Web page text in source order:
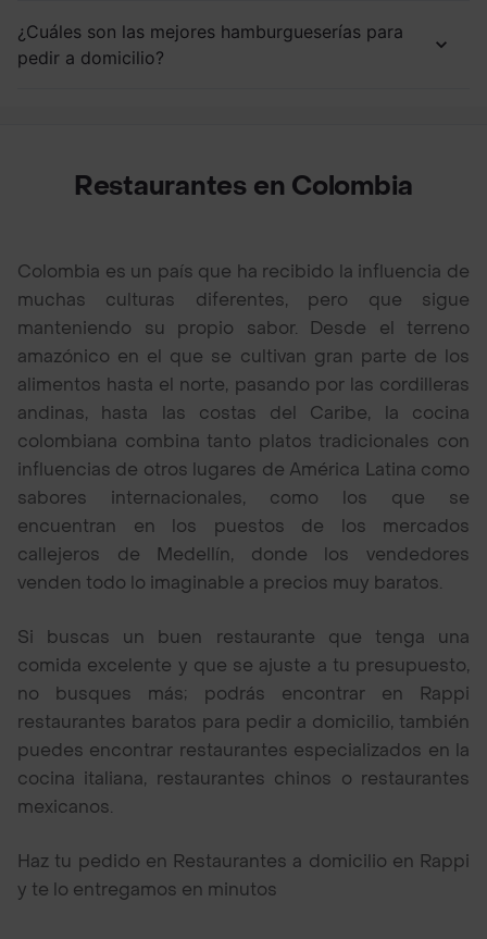
¿Cuáles son las mejores hamburgueserías para
pedir a domicilio?
Restaurantes en Colombia
Colombia es un país que ha recibido la influencia de
muchas culturas diferentes, pero que sigue
manteniendo su propio sabor. Desde el terreno
amazónico en el que se cultivan gran parte de los
alimentos hasta el norte, pasando por las cordilleras
andinas, hasta las costas del Caribe, la cocina
colombiana combina tanto platos tradicionales con
influencias de otros lugares de América Latina como
sabores internacionales, como los que se
encuentran en los puestos de los mercados
callejeros de Medellín, donde los vendedores
venden todo lo imaginable a precios muy baratos.
Si buscas un buen restaurante que tenga una
comida excelente y que se ajuste a tu presupuesto,
no busques más; podrás encontrar en Rappi
restaurantes baratos para pedir a domicilio, también
puedes encontrar restaurantes especializados en la
cocina italiana, restaurantes chinos o restaurantes
mexicanos.
Haz tu pedido en Restaurantes a domicilio en Rappi
y te lo entregamos en minutos